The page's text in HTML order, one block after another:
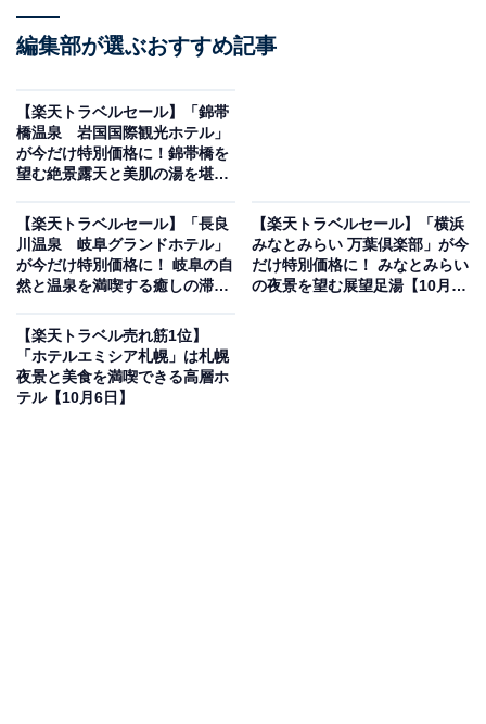
画像出典：楽天トラベル
別価格で宿泊可能です。
楽天トラベルでホテルを見る
編集部が選ぶおすすめ記事
【楽天トラベルセール】「錦帯
橋温泉 岩国国際観光ホテル」
が今だけ特別価格に！錦帯橋を
望む絶景露天と美肌の湯を堪能
【楽天トラベルセール】「長良
川温泉 岐阜グランドホテル」
が今だけ特別価格に！ 岐阜の自
然と温泉を満喫する癒しの滞在
【楽天トラベルセール】「横浜
みなとみらい 万葉倶楽部」が今
だけ特別価格に！ みなとみらい
の夜景を望む展望足湯【10月5
【楽天トラベル売れ筋1位】
「ホテルエミシア札幌」は札幌
夜景と美食を満喫できる高層ホ
テル【10月6日】